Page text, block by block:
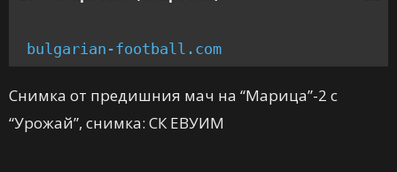
bulgarian-football.com
Снимка от предишния мач на “Марица”-2 с
“Урожай”, снимка: СК ЕВУИМ